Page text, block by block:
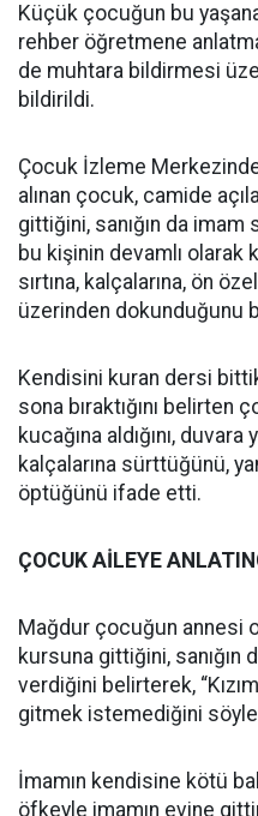
Küçük çocuğun bu
rehber öğretmene
de muhtara bildirmesi
bildirildi.
Çocuk İzleme
alınan çocuk, camide
gittiğini, sanığın da imam
bu kişinin devamlı
sırtına, kalçalarına, ön
üzerinden dokunduğunu
Kendisini kuran dersi
sona bıraktığını
kucağına aldığını, duvara
kalçalarına sürttüğünü,
öptüğünü ifade etti.
ÇOCUK AİLEYE
Mağdur çocuğun annesi
kursuna gittiğini,
verdiğini belirterek,
gitmek istemediğini
İmamın kendisine kötü
öfkeyle imamın evine